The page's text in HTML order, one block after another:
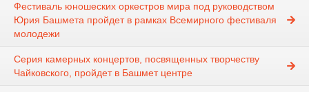
Фестиваль юношеских оркестров мира под руководством
Юрия Башмета пройдет в рамках Всемирного фестиваля
молодежи
Серия камерных концертов, посвященных творчеству
Чайковского, пройдет в Башмет центре